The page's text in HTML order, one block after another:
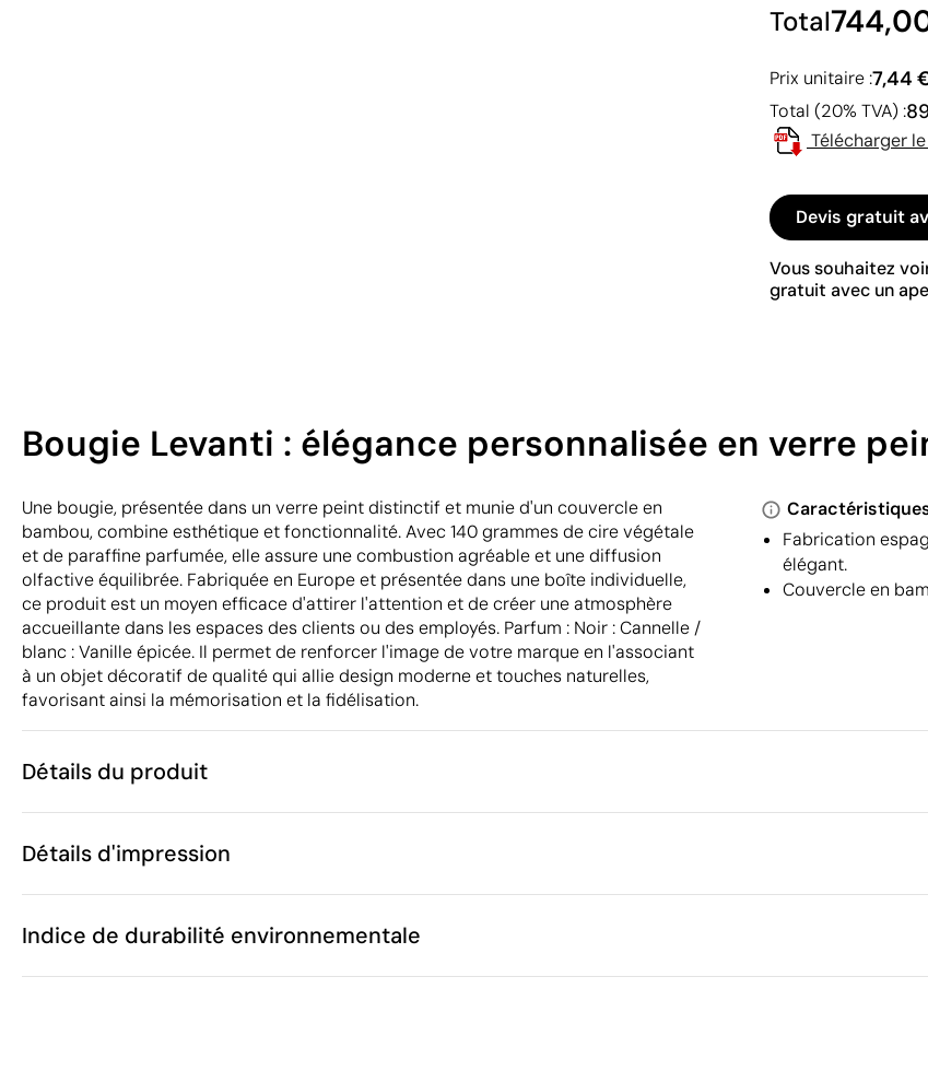
Total
Prix unitaire :7,44
Total (20% TVA) :
Télécharger
Devis gratuit
Vous souhaitez
gratuit avec un
Bougie Levanti : élégance personnalisée en verre
Une bougie, présentée dans un verre peint distinctif et munie d'un couvercle en
bambou, combine esthétique et fonctionnalité. Avec 140 grammes de cire végétale
et de paraffine parfumée, elle assure une combustion agréable et une diffusion
olfactive équilibrée. Fabriquée en Europe et présentée dans une boîte individuelle,
ce produit est un moyen efficace d'attirer l'attention et de créer une atmosphère
accueillante dans les espaces des clients ou des employés. Parfum : Noir : Cannelle /
blanc : Vanille épicée. Il permet de renforcer l'image de votre marque en l'associant
à un objet décoratif de qualité qui allie design moderne et touches naturelles,
favorisant ainsi la mémorisation et la fidélisation.
Fabrication
élégant.
Couvercle en
Détails du produit
Caractéristiques
Code du produit
Poids
406 g
Matière
Verre / Bambou / Cire végétale et paraffine
Emballage
Détails d'impression
Indice de durabilité environnementale